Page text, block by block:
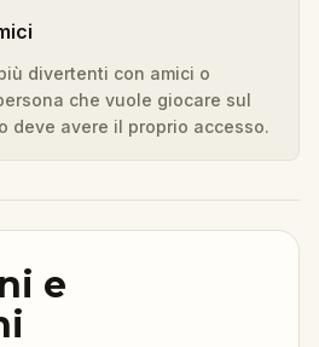
divertenti con amici o
che vuole giocare sul
deve avere il proprio accesso.
e